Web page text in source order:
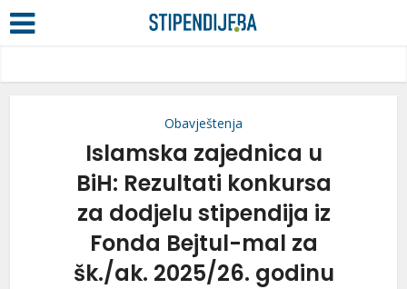
Obavještenja
Islamska zajednica u
BiH: Rezultati konkursa
za dodjelu stipendija iz
Fonda Bejtul-mal za
šk./ak. 2025/26. godinu